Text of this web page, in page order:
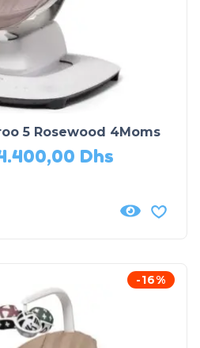
5 Rosewood 4Moms
Dhs
-16%